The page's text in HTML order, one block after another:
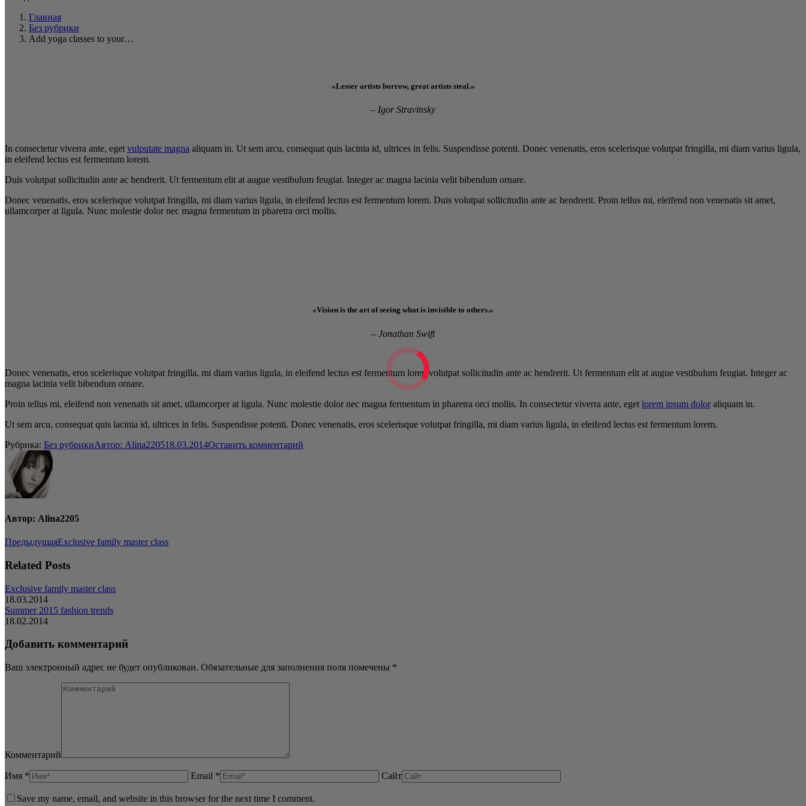
Главная
Без рубрики
Add yoga classes to your…
«Lesser artists borrow, great artists steal.»
– Igor Stravinsky
In consectetur viverra ante, eget vulputate magna aliquam in. Ut sem arcu, consequat quis lacinia id, ultrices in felis. Suspendisse potenti. Donec venenatis, eros scelerisque volutpat fringilla, mi diam varius ligula,
in eleifend lectus est fermentum lorem.
Duis volutpat sollicitudin ante ac hendrerit. Ut fermentum elit at augue vestibulum feugiat. Integer ac magna lacinia velit bibendum ornare.
Donec venenatis, eros scelerisque volutpat fringilla, mi diam varius ligula, in eleifend lectus est fermentum lorem. Duis volutpat sollicitudin ante ac hendrerit. Proin tellus mi, eleifend non venenatis sit amet,
ullamcorper at ligula. Nunc molestie dolor nec magna fermentum in pharetra orci mollis.
«Vision is the art of seeing what is invisible to others.»
– Jonathan Swift
Donec venenatis, eros scelerisque volutpat fringilla, mi diam varius ligula, in eleifend lectus est fermentum loremvolutpat sollicitudin ante ac hendrerit. Ut fermentum elit at augue vestibulum feugiat. Integer ac
magna lacinia velit bibendum ornare.
Proin tellus mi, eleifend non venenatis sit amet, ullamcorper at ligula. Nunc molestie dolor nec magna fermentum in pharetra orci mollis. In consectetur viverra ante, eget lorem ipsum dolor aliquam in.
Ut sem arcu, consequat quis lacinia id, ultrices in felis. Suspendisse potenti. Donec venenatis, eros scelerisque volutpat fringilla, mi diam varius ligula, in eleifend lectus est fermentum lorem.
Рубрика: Без рубрикиАвтор: Alina220518.03.2014Оставить комментарий
Автор: Alina2205
Навигация
по
ПредыдущаяПредыдущая
Exclusive family master class
Related Posts
Exclusive family master class
18.03.2014
Summer 2015 fashion trends
18.02.2014
Добавить комментарий
Ваш электронный адрес не будет опубликован. Обязательные для заполнения поля помечены *
Комментарий
Имя * Email * Сайт
Save my name, email, and website in this browser for the next time I comment.